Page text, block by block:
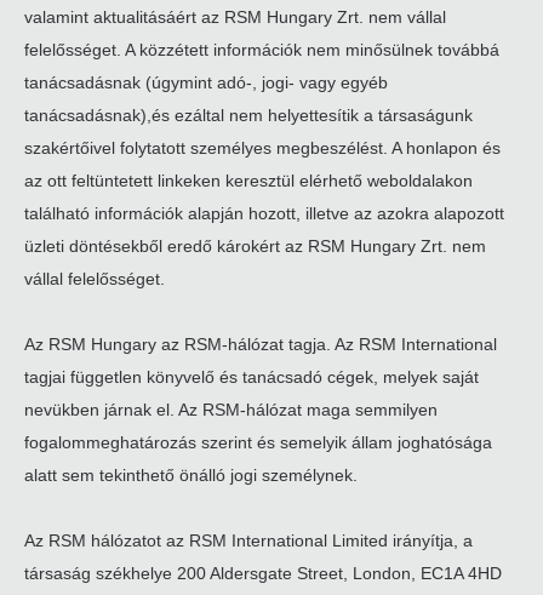
valamint aktualitásáért az RSM Hungary Zrt. nem vállal
felelősséget. A közzétett információk nem minősülnek továbbá
tanácsadásnak (úgymint adó-, jogi- vagy egyéb
tanácsadásnak),és ezáltal nem helyettesítik a társaságunk
szakértőivel folytatott személyes megbeszélést. A honlapon és
az ott feltüntetett linkeken keresztül elérhető weboldalakon
található információk alapján hozott, illetve az azokra alapozott
üzleti döntésekből eredő károkért az RSM Hungary Zrt. nem
vállal felelősséget.
Az RSM Hungary az RSM-hálózat tagja. Az RSM International
tagjai független könyvelő és tanácsadó cégek, melyek saját
nevükben járnak el. Az RSM-hálózat maga semmilyen
fogalommeghatározás szerint és semelyik állam joghatósága
alatt sem tekinthető önálló jogi személynek.
Az RSM hálózatot az RSM International Limited irányítja, a
társaság székhelye 200 Aldersgate Street, London, EC1A 4HD